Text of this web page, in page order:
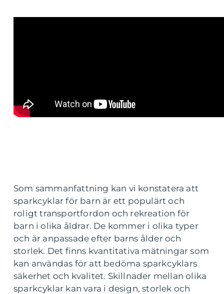
Som sammanfattning kan vi konstatera att
sparkcyklar för barn är ett populärt och
roligt transportfordon och rekreation för
barn i olika åldrar. De kommer i olika typer
och är anpassade efter barns ålder och
storlek. Det finns kvantitativa mätningar som
kan användas för att bedöma sparkcyklars
säkerhet och kvalitet. Skillnader mellan olika
sparkcyklar kan vara i design, storlek och